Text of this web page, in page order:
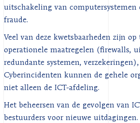
uitschakeling van
fraude.
Veel van deze kwetsbaarheden zijn
operationele maatregelen (firewalls,
redundante systemen,
Cyberincidenten kunnen de gehele
niet alleen de ICT-afdeling.
Het beheersen van de gevolgen van
bestuurders voor nieuwe